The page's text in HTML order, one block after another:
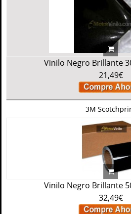
Vinilo Negro Brillante
21,49€
3M
Vinilo Negro Brillante
32,49€